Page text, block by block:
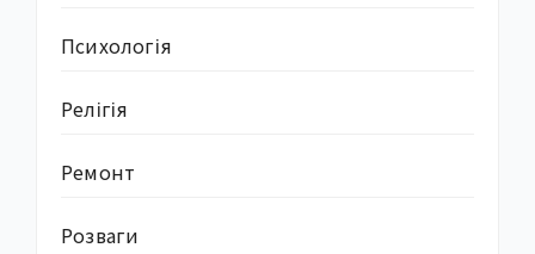
Психологія
Релігія
Ремонт
Розваги